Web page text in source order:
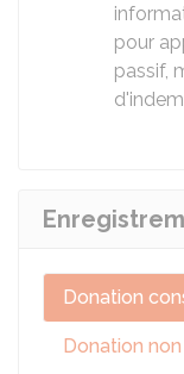
pour
passif,
Donation
Donation